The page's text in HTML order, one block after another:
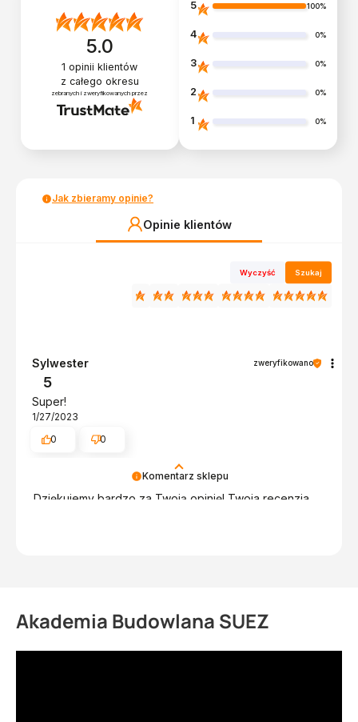
5.0
1 opinii klientów
z całego okresu
zebranych i zweryfikowanych przez
5 100%
4 0%
3 0%
2 0%
1 0%
Jak zbieramy opinie?
Opinie klientów
Wyczyść Szukaj
Komentarz sklepu
Dziękujemy bardzo za Twoją opinię! Twoja recenzja
Sylwester zweryfikowano
5
Super!
1/27/2023
0
0
Akademia Budowlana SUEZ